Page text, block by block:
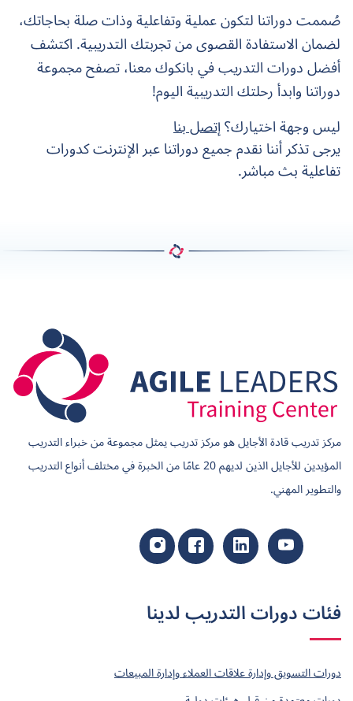
صُممت دوراتنا لتكون عملية وتفاعلية وذات صلة بحاجاتك،
لضمان الاستفادة القصوى من تجربتك التدريبية. اكتشف
أفضل دورات التدريب في بانكوك معنا، تصفح مجموعة
دوراتنا وابدأ رحلتك التدريبية اليوم!
ليس وجهة اختيارك؟إتصل بنا
يرجى تذكر أننا نقدم جميع دوراتنا عبر الإنترنت كدورات
تفاعلية بث مباشر.
مركز تدريب قادة الأجايل هو مركز تدريب يمثل مجموعة من خبراء التدريب
المؤيدين للأجايل الذين لديهم 20 عامًا من الخبرة في مختلف أنواع التدريب
والتطوير المهني.
فئات دورات التدريب لدينا
دورات التسويق وإدارة علاقات العملاء وإدارة المبيعات